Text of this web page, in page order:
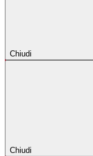
Chiudi
Chiudi